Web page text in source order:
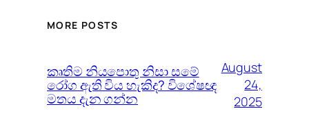
MORE POSTS
කෘතිම නියපොතු නිසා සමේ
රෝග ඇති විය හැකිද? විශේෂඥ
මතය දැන ගන්න
August
24,
2025